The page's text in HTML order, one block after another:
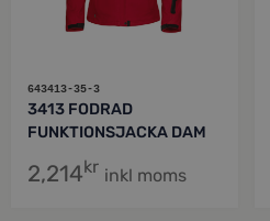
643413-35-3
3413 FODRAD
FUNKTIONSJACKA DAM
2,214kr inkl moms